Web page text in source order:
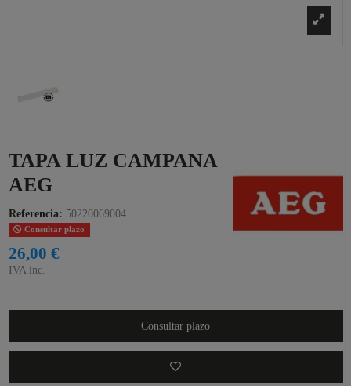
TAPA LUZ CAMPANA
AEG
Referencia: 50220069004
Consultar plazo
26,00 €
IVA inc.
Consultar plazo